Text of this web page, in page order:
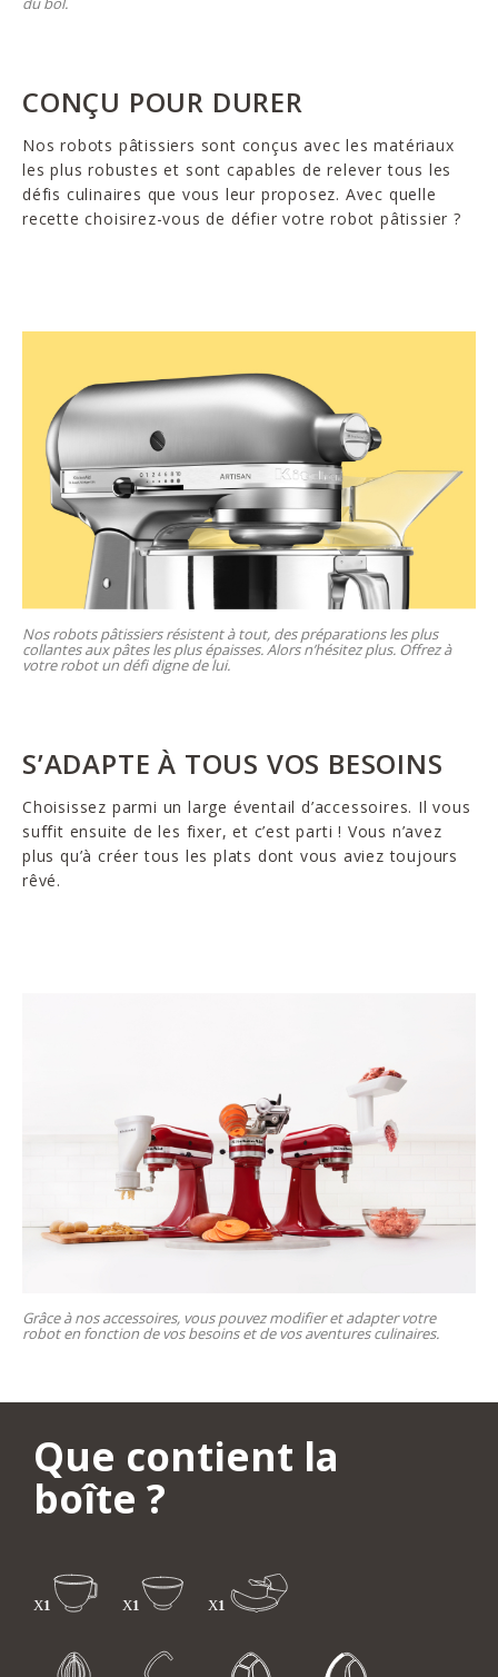
CONÇU POUR DURER
Nos robots pâtissiers sont conçus avec les matériaux
les plus robustes et sont capables de relever tous les
défis culinaires que vous leur proposez. Avec quelle
recette choisirez-vous de défier votre robot pâtissier ?
Nos robots pâtissiers résistent à tout, des préparations les plus
collantes aux pâtes les plus épaisses. Alors n’hésitez plus. Offrez à
votre robot un défi digne de lui.
S’ADAPTE À TOUS VOS BESOINS
Choisissez parmi un large éventail d’accessoires. Il vous
suffit ensuite de les fixer, et c’est parti ! Vous n’avez
plus qu’à créer tous les plats dont vous aviez toujours
rêvé.
Grâce à nos accessoires, vous pouvez modifier et adapter votre
robot en fonction de vos besoins et de vos aventures culinaires.
Que contient la
boîte ?